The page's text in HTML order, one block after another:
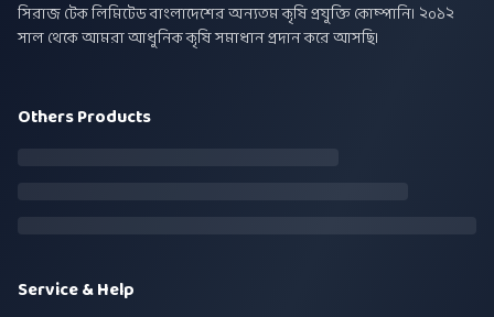
সিরাজ টেক লিমিটেড বাংলাদেশের অন্যতম কৃষি প্রযুক্তি কোম্পানি। ২০১২
সাল থেকে আমরা আধুনিক কৃষি সমাধান প্রদান করে আসছি।
Others Products
Service & Help